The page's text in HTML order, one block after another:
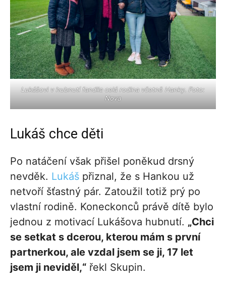
Lukášovi v hubnutí fandila celá rodina včetně Hanky. Foto:
Nova
Lukáš chce děti
Po natáčení však přišel poněkud drsný
nevděk. Lukáš přiznal, že s Hankou už
netvoří šťastný pár. Zatoužil totiž prý po
vlastní rodině. Koneckonců právě dítě bylo
jednou z motivací Lukášova hubnutí. „Chci
se setkat s dcerou, kterou mám s první
partnerkou, ale vzdal jsem se ji, 17 let
jsem ji neviděl,“ řekl Skupin.